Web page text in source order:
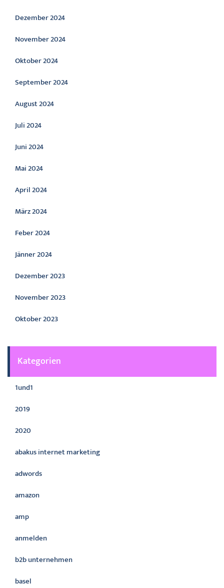
Dezember 2024
November 2024
Oktober 2024
September 2024
August 2024
Juli 2024
Juni 2024
Mai 2024
April 2024
März 2024
Feber 2024
Jänner 2024
Dezember 2023
November 2023
Oktober 2023
Kategorien
1und1
2019
2020
abakus internet marketing
adwords
amazon
amp
anmelden
b2b unternehmen
basel